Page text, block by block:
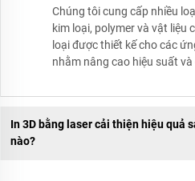
Chúng tôi cung cấp nhiều
kim loại, polymer và vật liệu
loại được thiết kế cho các
nhằm nâng cao hiệu suất và
In 3D bằng laser cải thiện hiệu quả
nào?